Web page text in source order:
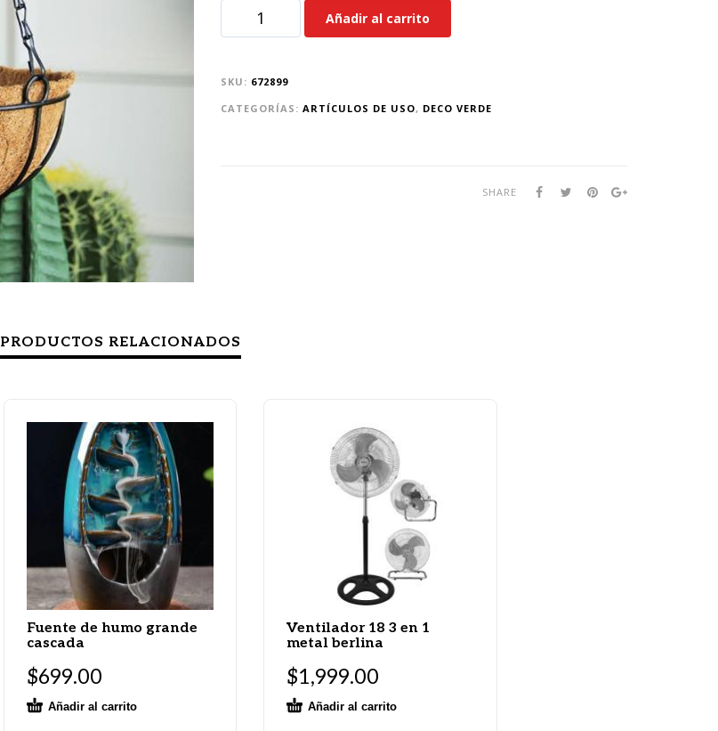
Añadir al carrito
SKU: 672899
CATEGORÍAS: ARTÍCULOS DE USO, DECO VERDE
SHARE
PRODUCTOS RELACIONADOS
Fuente de humo grande
cascada
$699.00
Añadir al carrito
Ventilador 18 3 en 1
metal berlina
$1,999.00
Añadir al carrito